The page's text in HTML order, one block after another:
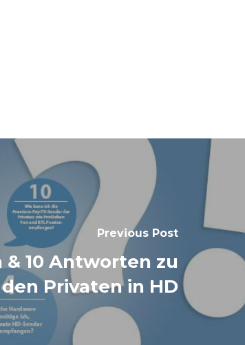
Previous Post
& 10 Antworten zu
den Privaten in HD